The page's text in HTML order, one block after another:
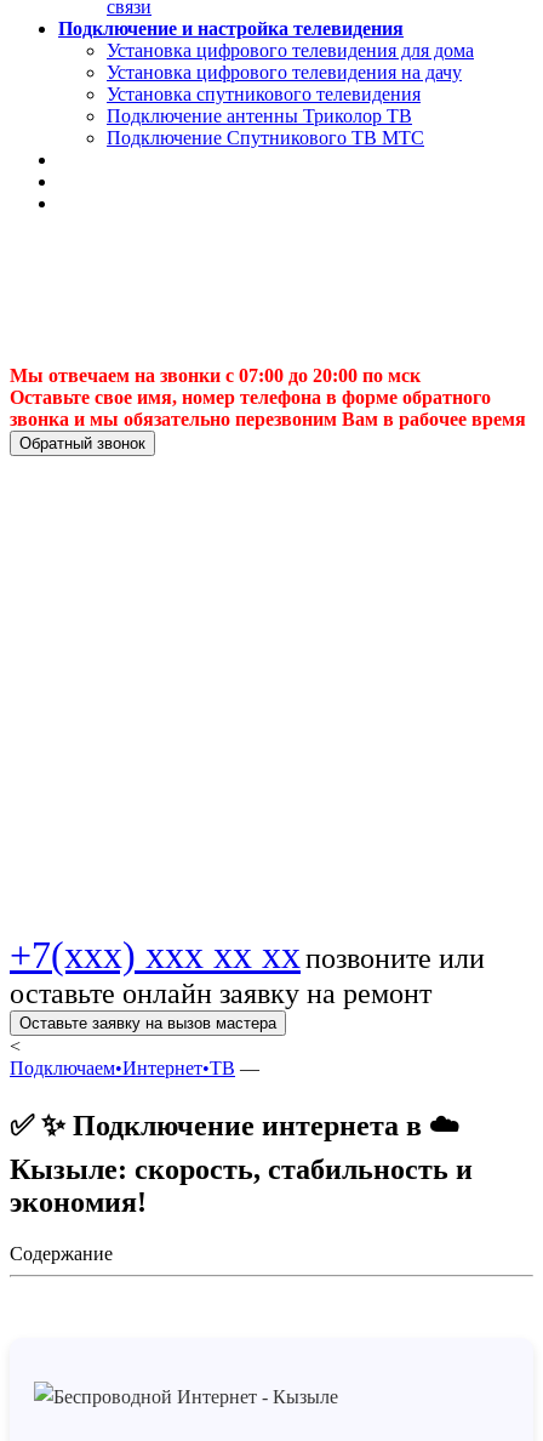
связи
Подключение и настройка телевидения
Установка цифрового телевидения для дома
Установка цифрового телевидения на дачу
Установка спутникового телевидения
Подключение антенны Триколор ТВ
Подключение Спутникового ТВ МТС
Мы отвечаем на звонки с 07:00 до 20:00 по мск
Оставьте свое имя, номер телефона в форме обратного
звонка и мы обязательно перезвоним Вам в рабочее время
Обратный звонок
+7(xxx) xxx xx xxпозвоните или
оставьте онлайн заявку на ремонт
Оставьте заявку на вызов мастера
<
Подключаем•Интернет•ТВ —
✅ ✨ Подключение интернета в ☁️
Кызыле: скорость, стабильность и
экономия!
Содержание